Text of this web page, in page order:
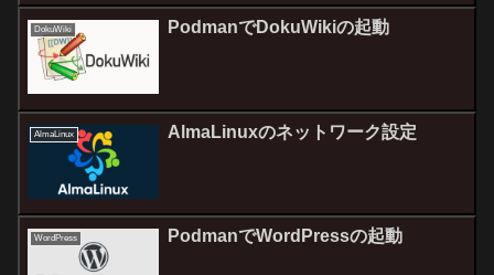
DokuWiki PodmanでDokuWikiの起動
AlmaLinux AlmaLinuxのネットワーク設定
WordPress PodmanでWordPressの起動